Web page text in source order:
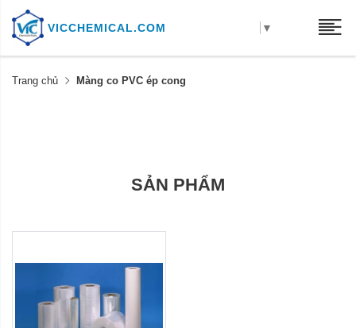
VICCHEMICAL.COM ▼
Trang chủ Màng co PVC ép cong
SẢN PHẨM